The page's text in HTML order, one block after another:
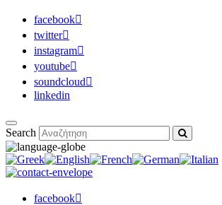
facebook
twitter
instagram
youtube
soundcloud
linkedin
Search
facebook